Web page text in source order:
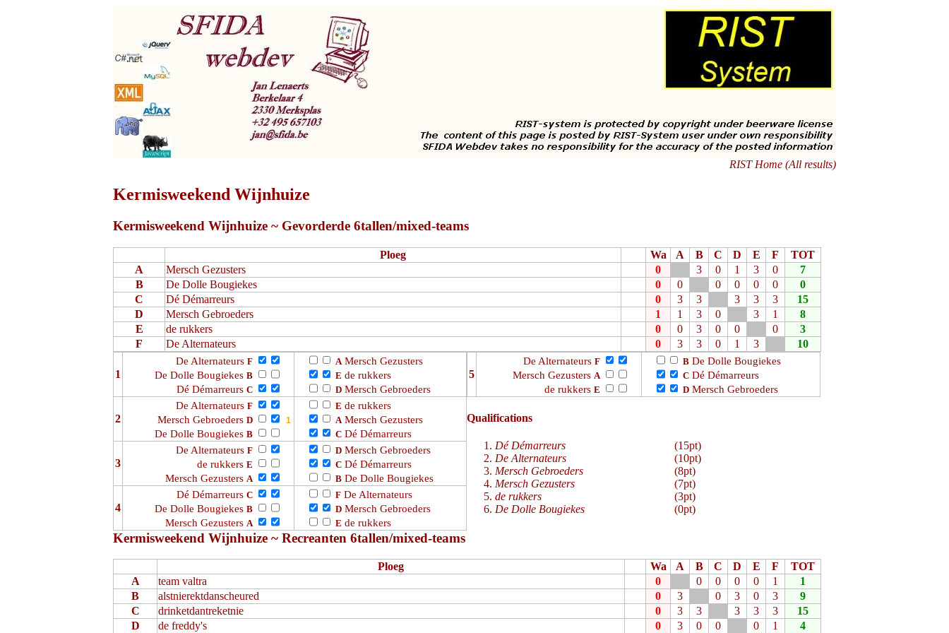
RIST Home (All results)
Kermisweekend Wijnhuize
Kermisweekend Wijnhuize ~ Gevorderde 6tallen/mixed-teams
Ploeg Wa A B C D E F
TOT
A
Mersch Gezusters 0 3 0 1 3 0
7
B
De Dolle Bougiekes 0 0 0 0 0 0
0
C
Dé Démarreurs 0 3 3 3 3 3
15
D
Mersch Gebroeders 1 1 3 0 3 1
8
E
de rukkers 0 0 3 0 0 0
3
F
De Alternateurs 0 3 3 0 1 3 10
1
De Alternateurs F
De Dolle Bougiekes B
Dé Démarreurs C
A Mersch Gezusters
E de rukkers
D Mersch Gebroeders
2
De Alternateurs F
Mersch Gebroeders D
De Dolle Bougiekes B
E de rukkers
A Mersch Gezusters
C Dé Démarreurs
3
De Alternateurs F
de rukkers E
Mersch Gezusters A
D Mersch Gebroeders
C Dé Démarreurs
B De Dolle Bougiekes
4
Dé Démarreurs C
De Dolle Bougiekes B
Mersch Gezusters A
F De Alternateurs
D Mersch Gebroeders
E de rukkers
5
De Alternateurs F
Mersch Gezusters A
de rukkers E
B De Dolle Bougiekes
C Dé Démarreurs
D Mersch Gebroeders
Qualifications
Dé Démarreurs
(15pt)
De Alternateurs
(10pt)
Mersch Gebroeders
(8pt)
Mersch Gezusters
(7pt)
de rukkers
(3pt)
De Dolle Bougiekes
(0pt)
Kermisweekend Wijnhuize ~ Recreanten 6tallen/mixed-teams
Ploeg Wa A B C D E F
TOT
A
team valtra 0 0 0 0 0 1
1
B
alstnierektdanscheured 0 3 0 3 0 3
9
C
drinketdantreketnie 0 3 3 3 3 3
15
D
de freddy's 0 3 0 0 0 1 4